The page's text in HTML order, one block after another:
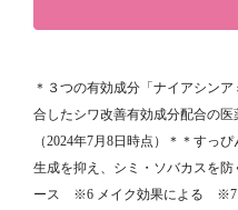
＊３つの有効成分「ナイアシン
合したシワ改善有効成分配合の
（2024年7月8日時点）＊＊す
生成を抑え、シミ・ソバカスを
ース ※6 メイク効果による ※7